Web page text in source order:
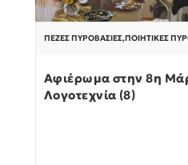
ΠΕΖΈΣ ΠΥΡΟΒΑΣΊΕΣ,ΠΟΙΗΤΙΚΈΣ
Αφιέρωμα στην 8η
Λογοτεχνία (8)